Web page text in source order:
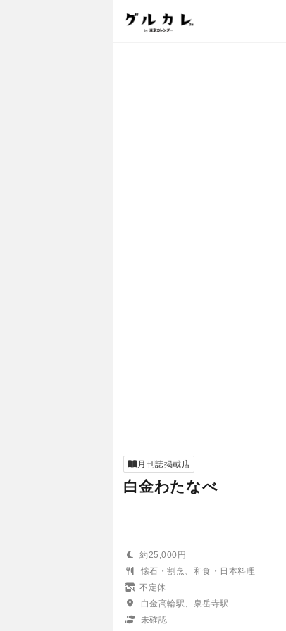
月刊誌掲載店
白金わたなべ
約25,000円
懐石・割烹、和食・日本料理
不定休
白金高輪駅、泉岳寺駅
未確認